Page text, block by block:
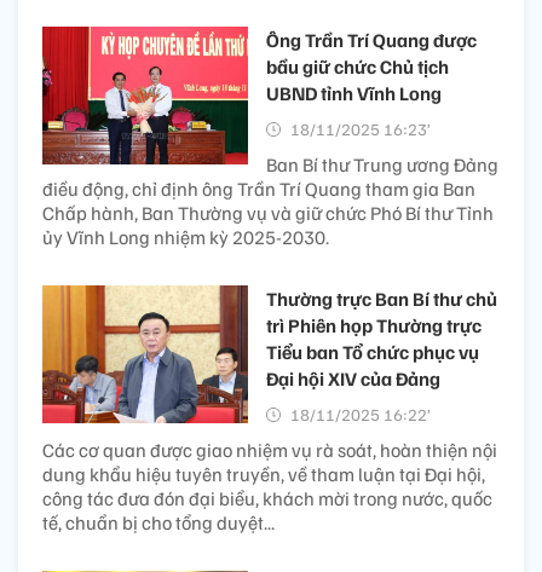
Ông Trần Trí Quang được
bầu giữ chức Chủ tịch
UBND tỉnh Vĩnh Long
18/11/2025 16:23’
Ban Bí thư Trung ương Đảng
điều động, chỉ định ông Trần Trí Quang tham gia Ban
Chấp hành, Ban Thường vụ và giữ chức Phó Bí thư Tỉnh
ủy Vĩnh Long nhiệm kỳ 2025-2030.
Thường trực Ban Bí thư chủ
trì Phiên họp Thường trực
Tiểu ban Tổ chức phục vụ
Đại hội XIV của Đảng
18/11/2025 16:22’
Các cơ quan được giao nhiệm vụ rà soát, hoàn thiện nội
dung khẩu hiệu tuyên truyền, về tham luận tại Đại hội,
công tác đưa đón đại biểu, khách mời trong nước, quốc
tế, chuẩn bị cho tổng duyệt...